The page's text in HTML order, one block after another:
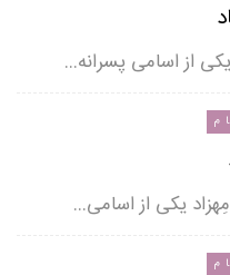
از اسامی پسرانه…
م
یکی از اسامی…
م